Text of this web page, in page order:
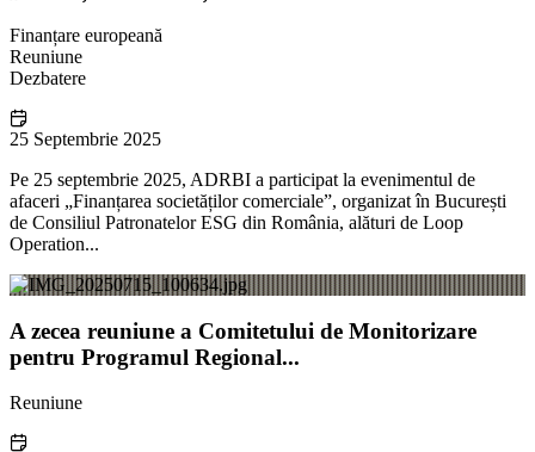
Finanțare europeană
Reuniune
Dezbatere
25 Septembrie 2025
Pe 25 septembrie 2025, ADRBI a participat la evenimentul de
afaceri „Finanțarea societăților comerciale”, organizat în București
de Consiliul Patronatelor ESG din România, alături de Loop
Operation...
A zecea reuniune a Comitetului de Monitorizare
pentru Programul Regional...
Reuniune